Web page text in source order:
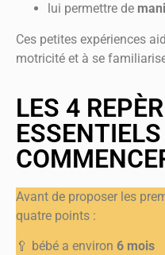
lui permettre de
Ces petites expériences
motricité et à se
LES 4
Avant de proposer les
quatre points :
🥄 bébé a environ 6 mois